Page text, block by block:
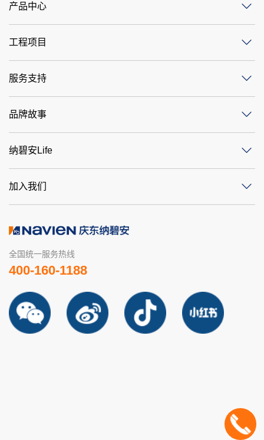
产品中心
工程项目
服务支持
品牌故事
纳碧安Life
加入我们
全国统一服务热线
400-160-1188